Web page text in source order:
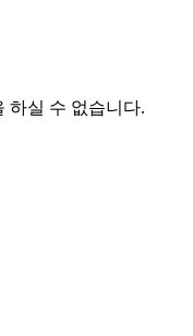
하실 수 없습니다.